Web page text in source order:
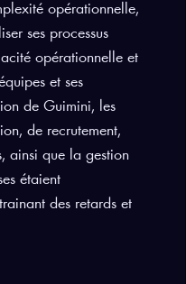
opérationnelle,
ses processus
opérationnelle et
et ses
de Guimini, les
de recrutement,
ainsi que la gestion
étaient
des retards et